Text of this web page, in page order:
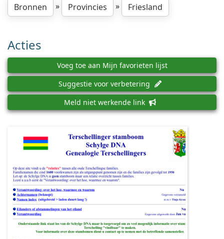
Bronnen
» Provincies » Friesland
Acties
Voeg toe aan Mijn favorieten lijst
Suggestie voor verbetering
Meld niet werkende link